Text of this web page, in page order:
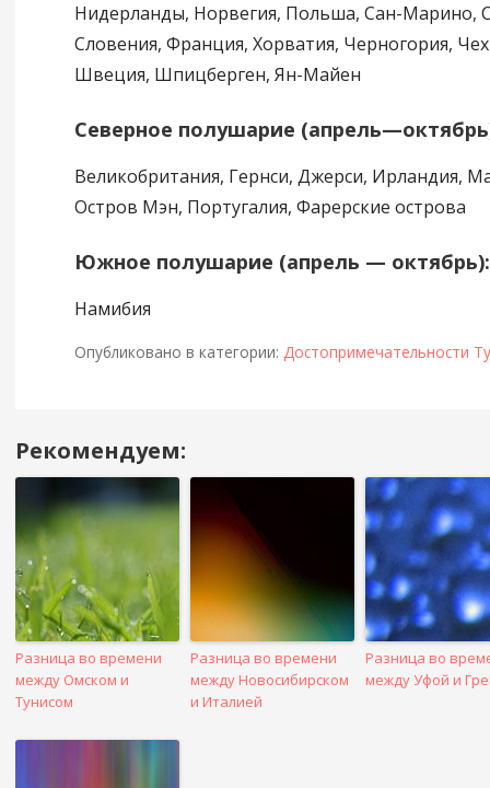
Нидерланды, Норвегия, Польша, Сан-Марино,
Словения, Франция, Хорватия, Черногория,
Швеция, Шпицберген, Ян-Майен
Северное полушарие
Великобритания, Гернси, Джерси, Ирландия,
Остров Мэн, Португалия, Фарерские острова
Южное полушарие (апрель — октябрь):
Намибия
Опубликовано в категории: Достопримечательности
Навигация
в
посте
Рекомендуем:
Разница во времени
между Омском и
Тунисом
Разница во времени
между Новосибирском
и Италией
Разница во
между Уфой и